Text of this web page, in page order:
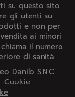
su questo sito
gli utenti su
e non per
ai minori
il numero
di sanità.
Danilo S.N.C.
Cookie